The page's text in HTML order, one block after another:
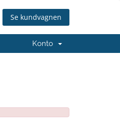
Se kundvagnen
Konto